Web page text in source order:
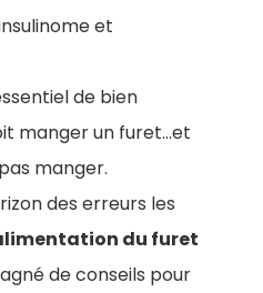
et
de bien
manger un furet...et
manger.
des erreurs les
du furet
de conseils pour